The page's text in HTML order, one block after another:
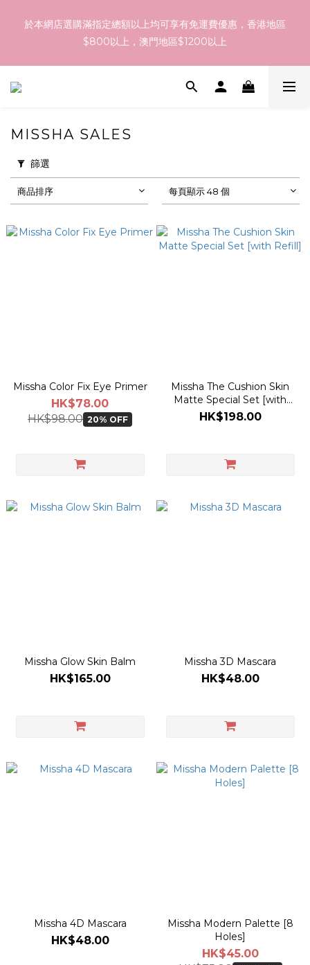
港，最終亦要視乎各品牌最終發貨日子及出貨速度而定。
於本網店選購滿指定總額以上均可享有免運費優惠，香港地區
$800以上，澳門地區$1200以上
訂貨到貨資訊：於 05 - 18/Aug 期間訂貨，預計於 26/Aug 到
MISSHA SALES
篩選
商品排序 每頁顯示 48 個
Missha Color Fix Eye Primer
HK$78.00
HK$98.00 20% OFF
Missha The Cushion Skin
Matte Special Set [with
Refill]
HK$198.00
Missha Glow Skin Balm
HK$165.00
Missha 3D Mascara
HK$48.00
Missha 4D Mascara
HK$48.00
Missha Modern Palette [8
Holes]
HK$45.00